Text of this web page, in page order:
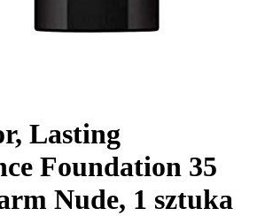
Lasting
Foundation 35
Nude, 1 sztuka